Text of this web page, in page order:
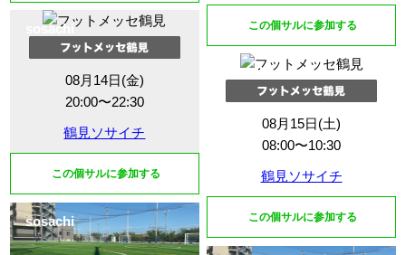
この個サルに参加する
08月14日(金)
20:00〜22:30
鶴見ソサイチ
sosachi
この個サルに参加する
08月15日(土)
08:00〜10:30
鶴見ソサイチ
sosachi
この個サルに参加する
sosachi